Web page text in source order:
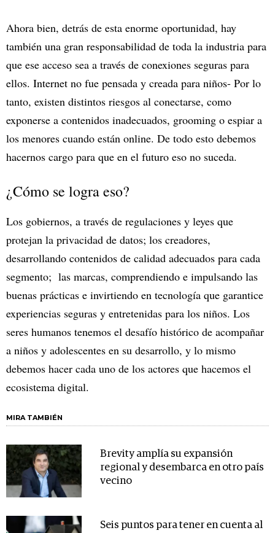
Ahora bien, detrás de esta enorme oportunidad, hay
también una gran responsabilidad de toda la industria para
que ese acceso sea a través de conexiones seguras para
ellos. Internet no fue pensada y creada para niños- Por lo
tanto, existen distintos riesgos al conectarse, como
exponerse a contenidos inadecuados, grooming o espiar a
los menores cuando están online. De todo esto debemos
hacernos cargo para que en el futuro eso no suceda.
¿Cómo se logra eso?
Los gobiernos, a través de regulaciones y leyes que
protejan la privacidad de datos; los creadores,
desarrollando contenidos de calidad adecuados para cada
segmento; las marcas, comprendiendo e impulsando las
buenas prácticas e invirtiendo en tecnología que garantice
experiencias seguras y entretenidas para los niños. Los
seres humanos tenemos el desafío histórico de acompañar
a niños y adolescentes en su desarrollo, y lo mismo
debemos hacer cada uno de los actores que hacemos el
ecosistema digital.
MIRA TAMBIÉN
Brevity amplía su expansión
regional y desembarca en otro país
vecino
Seis puntos para tener en cuenta al